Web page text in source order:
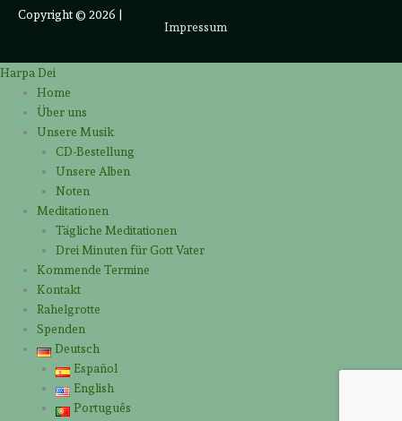
Copyright © 2026 |
Impressum
Harpa Dei
Home
Über uns
Unsere Musik
CD-Bestellung
Unsere Alben
Noten
Meditationen
Tägliche Meditationen
Drei Minuten für Gott Vater
Kommende Termine
Kontakt
Rahelgrotte
Spenden
Deutsch
Español
English
Português